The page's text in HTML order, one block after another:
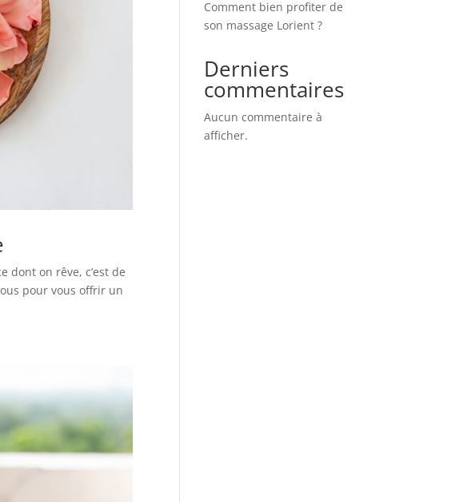
dont on rêve, c’est de
pour vous offrir un
Comment bien profiter de
son massage Lorient ?
Derniers
commentaires
Aucun commentaire à
afficher.